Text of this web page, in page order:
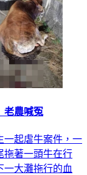
老農喊冤
一起虐牛案件，一
拖著一頭牛在行
一大灘拖行的血